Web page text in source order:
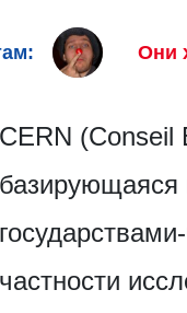
Они
CERN (Conseil
базирующаяся
частности